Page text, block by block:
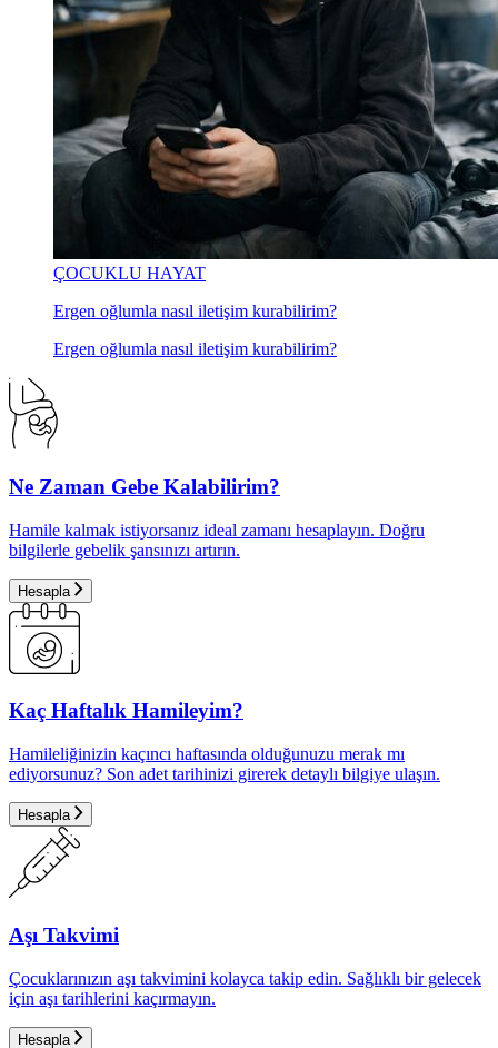
ÇOCUKLU HAYAT
Ergen oğlumla nasıl iletişim kurabilirim?
Ergen oğlumla nasıl iletişim kurabilirim?
Ne Zaman Gebe Kalabilirim?
Hamile kalmak istiyorsanız ideal zamanı hesaplayın. Doğru
bilgilerle gebelik şansınızı artırın.
Hesapla
Kaç Haftalık Hamileyim?
Hamileliğinizin kaçıncı haftasında olduğunuzu merak mı
ediyorsunuz? Son adet tarihinizi girerek detaylı bilgiye ulaşın.
Hesapla
Aşı Takvimi
Çocuklarınızın aşı takvimini kolayca takip edin. Sağlıklı bir gelecek
için aşı tarihlerini kaçırmayın.
Hesapla